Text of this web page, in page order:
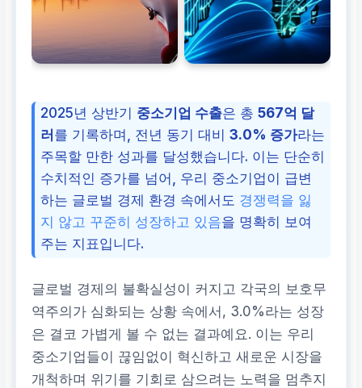
2025년 상반기 중소기업 수출은 총 567억 달
러 를 기록하며, 전년 동기 대비 3.0% 증가라는
주목할 만한 성과를 달성했습니다. 이는 단순히
수치적인 증가를 넘어, 우리 중소기업이 급변
하는 글로벌 경제 환경 속에서도 경쟁력을 잃
지 않고 꾸준히 성장하고 있음을 명확히 보여
주는 지표입니다.
글로벌 경제의 불확실성이 커지고 각국의 보호무
역주의가 심화되는 상황 속에서, 3.0%라는 성장
은 결코 가볍게 볼 수 없는 결과예요. 이는 우리
중소기업들이 끊임없이 혁신하고 새로운 시장을
개척하며 위기를 기회로 삼으려는 노력을 멈추지